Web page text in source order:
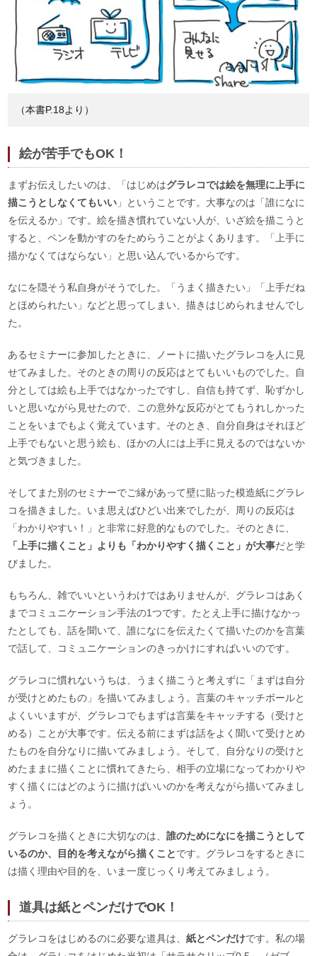
（本書P.18より）
絵が苦手でもOK！
まずお伝えしたいのは、「はじめはグラレコでは絵を無理に上手に
描こうとしなくてもいい 」ということです。大事なのは「誰になに
を伝えるか」です。絵を描き慣れていない人が、いざ絵を描こうと
すると、ペンを動かすのをためらうことがよくあります。「上手に
描かなくてはならない」と思い込んでいるからです。
なにを隠そう私自身がそうでした。「うまく描きたい」「上手だね
とほめられたい」などと思ってしまい、描きはじめられませんでし
た。
あるセミナーに参加したときに、ノートに描いたグラレコを人に見
せてみました。そのときの周りの反応はとてもいいものでした。自
分としては絵も上手ではなかったですし、自信も持てず、恥ずかし
いと思いながら見せたので、この意外な反応がとてもうれしかった
ことをいまでもよく覚えています。そのとき、自分自身はそれほど
上手でもないと思う絵も、ほかの人には上手に見えるのではないか
と気づきました。
そしてまた別のセミナーでご縁があって壁に貼った模造紙にグラレ
コを描きました。いま思えばひどい出来でしたが、周りの反応は
「わかりやすい！」と非常に好意的なものでした。そのときに、
「上手に描くこと」よりも「わかりやすく描くこと」が大事だと学
びました。
もちろん、雑でいいというわけではありませんが、グラレコはあく
までコミュニケーション手法の1つです。たとえ上手に描けなかっ
たとしても、話を聞いて、誰になにを伝えたくて描いたのかを言葉
で話して、コミュニケーションのきっかけにすればいいのです。
グラレコに慣れないうちは、うまく描こうと考えずに「まずは自分
が受けとめたもの」を描いてみましょう。言葉のキャッチボールと
よくいいますが、グラレコでもまずは言葉をキャッチする（受けと
める）ことが大事です。伝える前にまずは話をよく聞いて受けとめ
たものを自分なりに描いてみましょう。そして、自分なりの受けと
めたままに描くことに慣れてきたら、相手の立場になってわかりや
すく描くにはどのように描けばいいのかを考えながら描いてみまし
ょう。
グラレコを描くときに大切なのは、誰のためになにを描こうとして
いるのか、目的を考えながら描くことです。グラレコをするときに
は描く理由や目的を、いま一度じっくり考えてみましょう。
道具は紙とペンだけでOK！
グラレコをはじめるのに必要な道具は、紙とペンだけです。私の場